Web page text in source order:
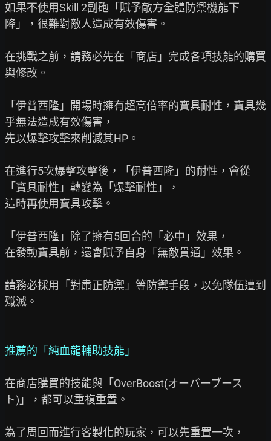
如果不使用Skill 2副砲「賦予敵方全體防禦機能下
降」，很難對敵人造成有效傷害。
在挑戰之前，請務必先在「商店」完成各項技能的購買
與修改。
「伊普西隆」開場時擁有超高倍率的寶具耐性，寶具幾
乎無法造成有效傷害，
先以爆擊攻擊來削減其HP。
在進行5次爆擊攻擊後，「伊普西隆」的耐性，會從
「寶具耐性」轉變為「爆擊耐性」，
這時再使用寶具攻擊。
「伊普西隆」除了擁有5回合的「必中」效果，
在發動寶具前，還會賦予自身「無敵貫通」效果。
請務必採用「對肅正防禦」等防禦手段，以免隊伍遭到
殲滅。
推薦的「純血龍輔助技能」
在商店購買的技能與「OverBoost(オーバーブース
ト)」，都可以重複重置。
為了周回而進行客製化的玩家，可以先重置一次，